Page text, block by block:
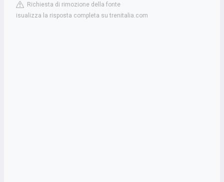
Richiesta di rimozione della fonte
isualizza la risposta completa su trenitalia.com